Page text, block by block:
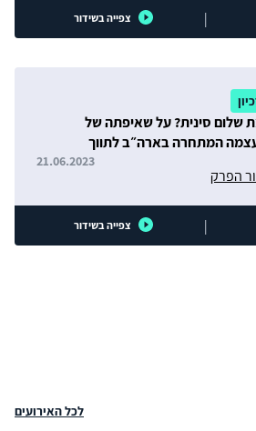
| צפייה בשידור
יוזמת שלום סינית? על שאיפתה של
המתחרה בארה״ב לתווך
הפרק
21.06.2023
| צפייה בשידור
לכל האירועים